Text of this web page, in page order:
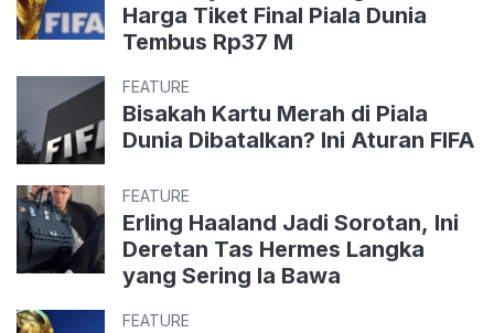
Harga Tiket Final Piala Dunia
Tembus Rp37 M
FEATURE
Bisakah Kartu Merah di Piala
Dunia Dibatalkan? Ini Aturan FIFA
FEATURE
Erling Haaland Jadi Sorotan, Ini
Deretan Tas Hermes Langka
yang Sering Ia Bawa
FEATURE